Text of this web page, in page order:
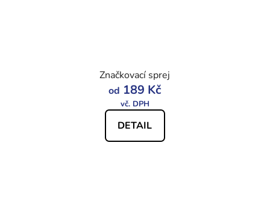
Značkovací sprej
od 189 Kč
DETAIL